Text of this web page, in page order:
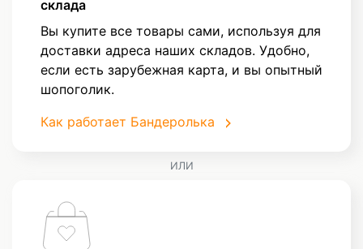
склада
Вы купите все товары сами, используя для
доставки адреса наших складов. Удобно,
если есть зарубежная карта, и вы опытный
шопоголик.
Как работает Бандеролька
ИЛИ